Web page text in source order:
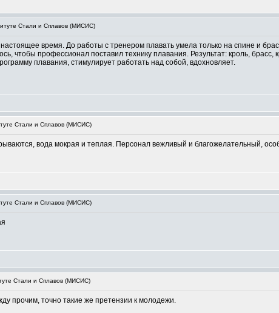
Стали и Сплавов (МИСИС)
время. До работы с тренером плавать умела только на спине и
чтобы профессионал поставил технику плавания. Результат: кроль,
плавания, стимулирует работать над собой, вдохновляет.
Стали и Сплавов (МИСИС)
вода мокрая и теплая. Персонал вежливый и благожелательный,
Стали и Сплавов (МИСИС)
Стали и Сплавов (МИСИС)
прочим, точно такие же претензии к молодежи.